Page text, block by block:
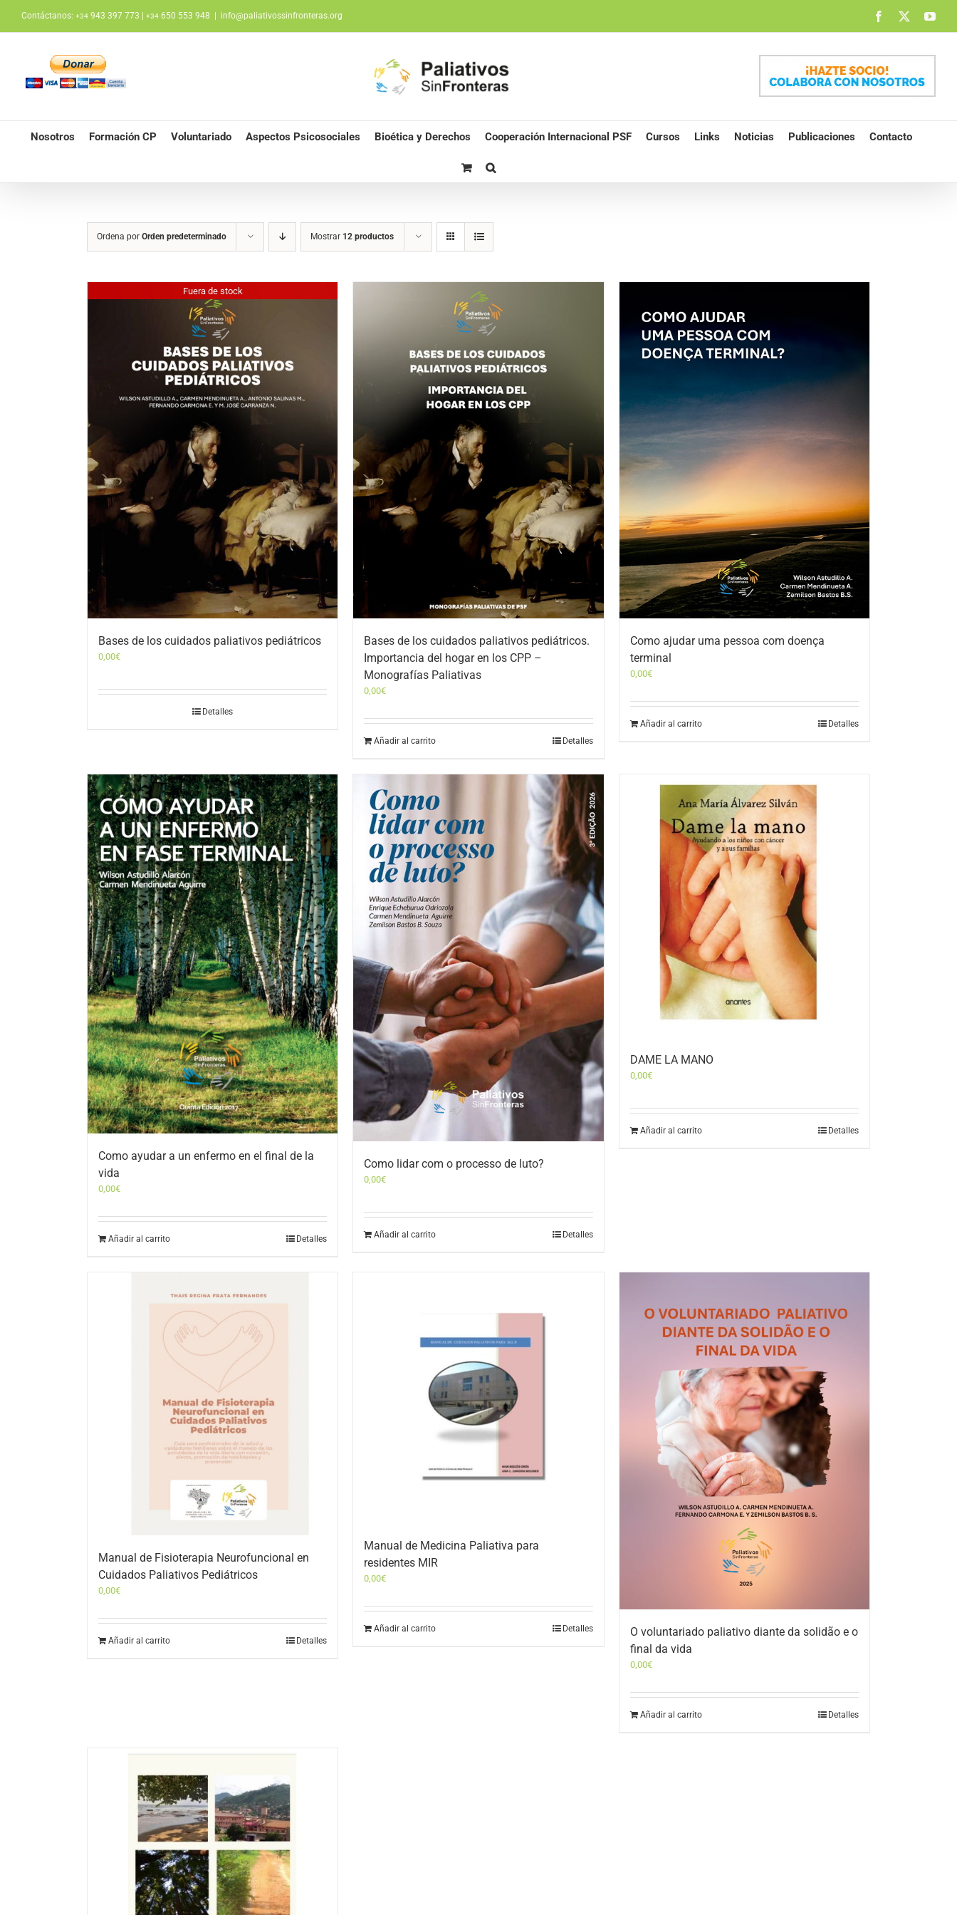
contenido
Contáctanos: +34 943 397 773 | +34 650 553 948 info@paliativossinfronteras.org Facebook
Nosotros Formación CP Voluntariado Aspectos Psicosociales Bioética y Derechos Cooperación Internacional PSF Cursos Links Noticias Publicaciones Contacto
Ordena por Orden predeterminado Mostrar 12 productos
Fuera de stock
Bases de los cuidados paliativos pediátricos
0,00€
Detalles
Bases de los cuidados paliativos pediátricos.
Importancia del hogar en los CPP –
Monografías Paliativas
0,00€
Añadir al carrito Detalles
Como ajudar uma pessoa com doença
terminal
0,00€
Añadir al carrito Detalles
Como ayudar a un enfermo en el final de la
vida
0,00€
Añadir al carrito Detalles
Como lidar com o processo de luto?
0,00€
Añadir al carrito Detalles
DAME LA MANO
0,00€
Añadir al carrito Detalles
Manual de Fisioterapia Neurofuncional en
Cuidados Paliativos Pediátricos
0,00€
Añadir al carrito Detalles
Manual de Medicina Paliativa para
residentes MIR
0,00€
Añadir al carrito Detalles
O voluntariado paliativo diante da solidão e o
final da vida
0,00€
Añadir al carrito Detalles